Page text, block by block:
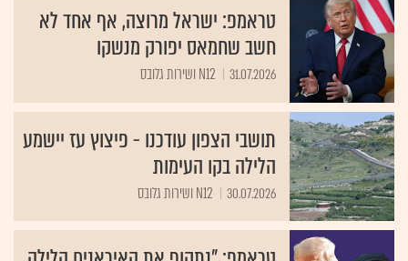
טראמפ: ישראל מרוצה, אף אחד לא
חשב שחמאס יפורק מנשקו
31.07.2026 N12 ושירות גלובס
תושבי הצפון עודכנו - פיצוץ עז יישמע
הלילה בקו העימות
30.07.2026 N12 ושירות גלובס